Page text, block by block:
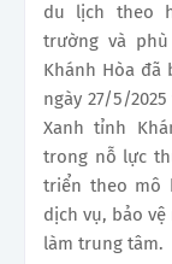
du lịch theo
trường và
Khánh Hòa đã
ngày 27/5/
Xanh tỉnh
trong nỗ lực
triển theo mô
dịch vụ, bảo
làm trung tâm.